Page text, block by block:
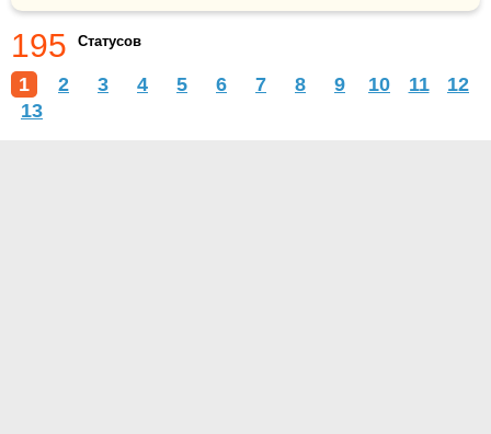
195 Статусов
1 2 3 4 5 6 7 8 9 10 11
12
13